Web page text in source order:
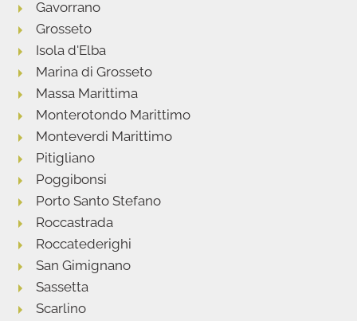
Gavorrano
Grosseto
Isola d'Elba
Marina di Grosseto
Massa Marittima
Monterotondo Marittimo
Monteverdi Marittimo
Pitigliano
Poggibonsi
Porto Santo Stefano
Roccastrada
Roccatederighi
San Gimignano
Sassetta
Scarlino